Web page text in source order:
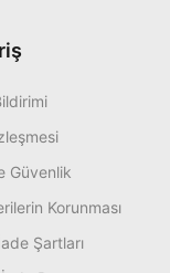
Güvenlik
Korunması
Şartları